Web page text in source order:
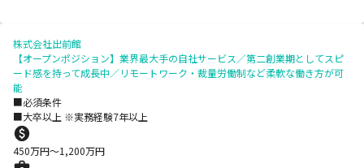
株式会社出前館
【オープンポジション】業界最大手の自社サービス／第二創業期としてスピ
ード感を持って成長中／リモートワーク・裁量労働制など柔軟な働き方が可
能
■必須条件
■大卒以上 ※実務経験7年以上
450万円〜1,200万円